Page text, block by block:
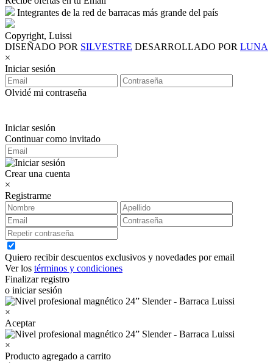
Integrantes de la red de barracas más grande del país
Copyright, Luissi
DISEÑADO POR SILVESTRE DESARROLLADO POR LUNA
×
Iniciar sesión
Olvidé mi contraseña
Iniciar sesión
Continuar como invitado
Crear una cuenta
×
Registrarme
Quiero recibir descuentos exclusivos y novedades por email
Ver los términos y condiciones
Finalizar registro
o iniciar sesión
×
Aceptar
×
Producto agregado a carrito